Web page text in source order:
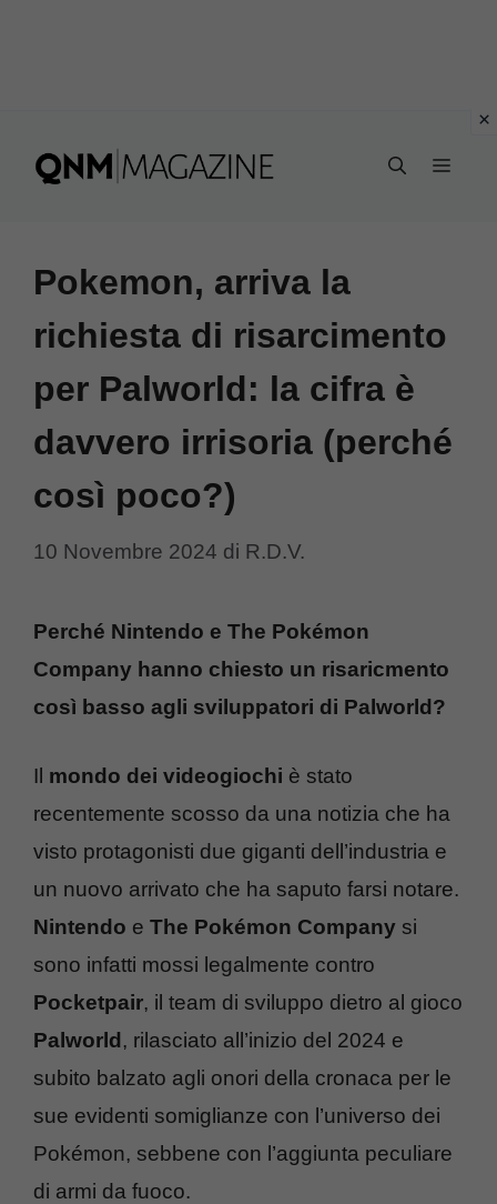
Pokemon, arriva la
richiesta di risarcimento
per Palworld: la cifra è
davvero irrisoria (perché
così poco?)
10 Novembre 2024 di R.D.V.
Perché Nintendo e The Pokémon
Company hanno chiesto un risaricmento
così basso agli sviluppatori di Palworld?
Il mondo dei videogiochi è stato
recentemente scosso da una notizia che ha
visto protagonisti due giganti dell’industria e
un nuovo arrivato che ha saputo farsi notare.
Nintendo e The Pokémon Company si
sono infatti mossi legalmente contro
Pocketpair, il team di sviluppo dietro al gioco
Palworld , rilasciato all’inizio del 2024 e
subito balzato agli onori della cronaca per le
sue evidenti somiglianze con l’universo dei
Pokémon, sebbene con l’aggiunta peculiare
di armi da fuoco.